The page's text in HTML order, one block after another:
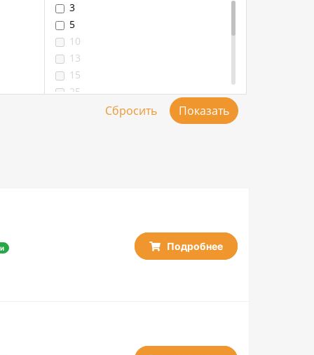
3
5
10
13
15
25
Подробнее